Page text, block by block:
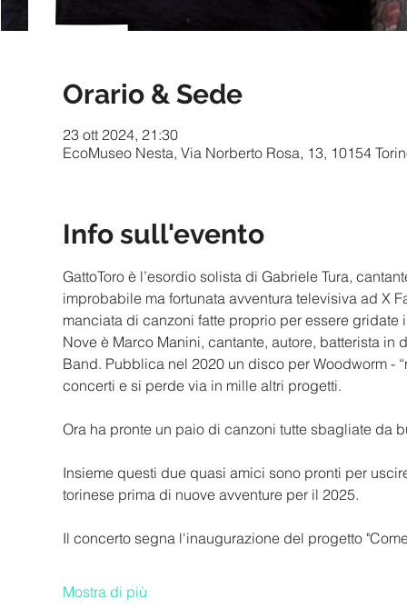
Orario & Sede
23 ott 2024, 21:30
EcoMuseo Nesta, Via Norberto Rosa, 13, 10154
Info sull'evento
GattoToro è l’esordio solista di Gabriele Tura,
improbabile ma fortunata avventura televisiva ad X
manciata di canzoni fatte proprio per essere gridate
Nove è Marco Manini, cantante, autore, batterista in
Band. Pubblica nel 2020 un disco per Woodworm -
concerti e si perde via in mille altri progetti.
Ora ha pronte un paio di canzoni tutte sbagliate da
Insieme questi due quasi amici sono pronti per
torinese prima di nuove avventure per il 2025.
Il concerto segna l'inaugurazione del progetto
Mostra di più